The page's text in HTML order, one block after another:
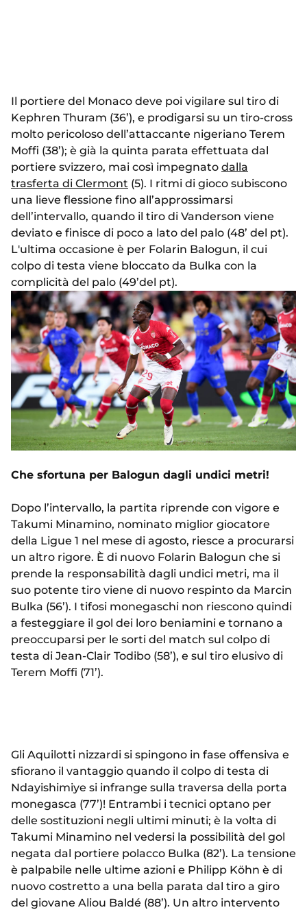
Il portiere del Monaco deve poi vigilare sul tiro di
Kephren Thuram (36’), e prodigarsi su un tiro-cross
molto pericoloso dell’attaccante nigeriano Terem
Moffi (38’); è già la quinta parata effettuata dal
portiere svizzero, mai così impegnato dalla
trasferta di Clermont (5). I ritmi di gioco subiscono
una lieve flessione fino all’approssimarsi
dell’intervallo, quando il tiro di Vanderson viene
deviato e finisce di poco a lato del palo (48’ del pt).
L'ultima occasione è per Folarin Balogun, il cui
colpo di testa viene bloccato da Bulka con la
complicità del palo (49’del pt).
Che sfortuna per Balogun dagli undici metri!
Dopo l’intervallo, la partita riprende con vigore e
Takumi Minamino, nominato miglior giocatore
della Ligue 1 nel mese di agosto, riesce a procurarsi
un altro rigore. È di nuovo Folarin Balogun che si
prende la responsabilità dagli undici metri, ma il
suo potente tiro viene di nuovo respinto da Marcin
Bulka (56’). I tifosi monegaschi non riescono quindi
a festeggiare il gol dei loro beniamini e tornano a
preoccuparsi per le sorti del match sul colpo di
testa di Jean-Clair Todibo (58’), e sul tiro elusivo di
Terem Moffi (71’).
Gli Aquilotti nizzardi si spingono in fase offensiva e
sfiorano il vantaggio quando il colpo di testa di
Ndayishimiye si infrange sulla traversa della porta
monegasca (77’)! Entrambi i tecnici optano per
delle sostituzioni negli ultimi minuti; è la volta di
Takumi Minamino nel vedersi la possibilità del gol
negata dal portiere polacco Bulka (82’). La tensione
è palpabile nelle ultime azioni e Philipp Köhn è di
nuovo costretto a una bella parata dal tiro a giro
del giovane Aliou Baldé (88’). Un altro intervento